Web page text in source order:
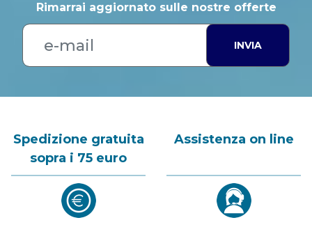
Rimarrai aggiornato sulle nostre offerte
INVIA
Spedizione gratuita
sopra i 75 euro
Assistenza on line